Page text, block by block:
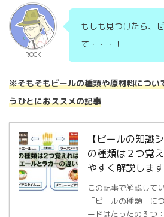
ROCK
もしも見つけたら、
て・・・！
※そもそもビールの種類や原材料につい
うひとにおススメの記事
【ビールの知識
の種類は２つ覚
やすく解説します
この記事で解説して
「ビールの種類」に
ードはたったの３つ